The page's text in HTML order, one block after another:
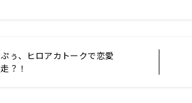
ぅ、ヒロアカトークで恋愛
？！